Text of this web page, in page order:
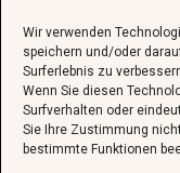
Wir verwenden
speichern und/oder
Surferlebnis zu
Wenn Sie diesen
Surfverhalten oder
Sie Ihre Zustimmung
bestimmte Funktionen